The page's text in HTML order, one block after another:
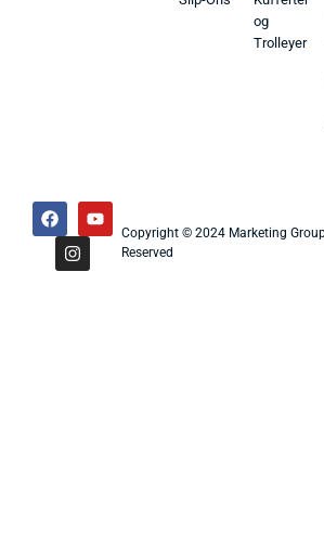
og
Trolleyer
Copyright © 2024 Marketing
Reserved